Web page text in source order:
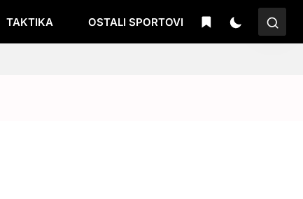
TAKTIKA OSTALI SPORTOVI